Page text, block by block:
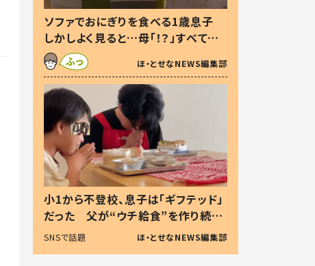
ソファでおにぎりを食べる1歳息子
しかしよく見ると…母「！？」すべてを
察した母の投稿に「可愛いから許
す！」「現行犯〜」
ほ・とせなNEWS編集部
小1から不登校、息子は「ギフテッド」
だった 父が“ウチ給食”を作り続け
る理由とは #令和の親 #令和の子
SNSで話題 ほ・とせなNEWS編集部